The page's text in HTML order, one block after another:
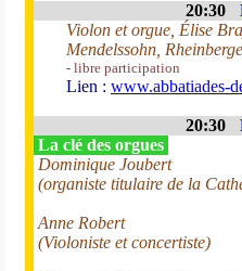
20:30
Violon et orgue, Élise
Mendelssohn,
- libre participation
Lien : www.abbatiades-
20:30
La clé des orgues
Dominique Joubert
(organiste titulaire de la
Anne Robert
(Violoniste et concertiste)